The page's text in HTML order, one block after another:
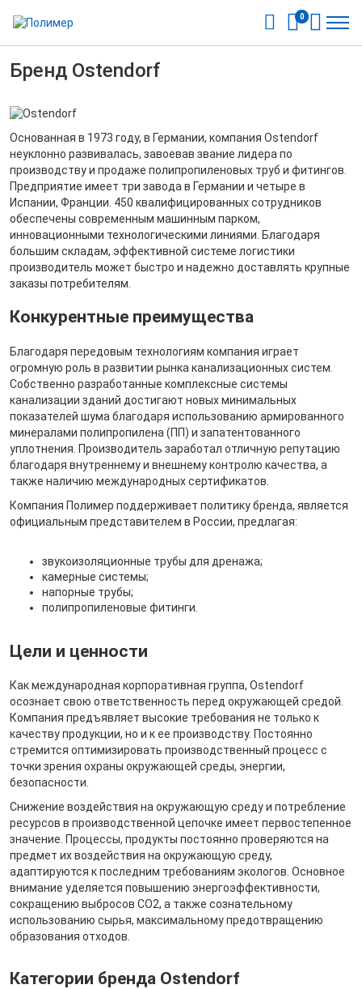
0
Бренд Ostendorf
Основанная в 1973 году, в Германии, компания Ostendorf
неуклонно развивалась, завоевав звание лидера по
производству и продаже полипропиленовых труб и фитингов.
Предприятие имеет три завода в Германии и четыре в
Испании, Франции. 450 квалифицированных сотрудников
обеспечены современным машинным парком,
инновационными технологическими линиями. Благодаря
большим складам, эффективной системе логистики
производитель может быстро и надежно доставлять крупные
заказы потребителям.
Конкурентные преимущества
Благодаря передовым технологиям компания играет
огромную роль в развитии рынка канализационных систем.
Собственно разработанные комплексные системы
канализации зданий достигают новых минимальных
показателей шума благодаря использованию армированного
минералами полипропилена (ПП) и запатентованного
уплотнения. Производитель заработал отличную репутацию
благодаря внутреннему и внешнему контролю качества, а
также наличию международных сертификатов.
Компания Полимер поддерживает политику бренда, является
официальным представителем в России, предлагая:
звукоизоляционные трубы для дренажа;
камерные системы;
напорные трубы;
полипропиленовые фитинги.
Цели и ценности
Как международная корпоративная группа, Ostendorf
осознает свою ответственность перед окружающей средой.
Компания предъявляет высокие требования не только к
качеству продукции, но и к ее производству. Постоянно
стремится оптимизировать производственный процесс с
точки зрения охраны окружающей среды, энергии,
безопасности.
Снижение воздействия на окружающую среду и потребление
ресурсов в производственной цепочке имеет первостепенное
значение. Процессы, продукты постоянно проверяются на
предмет их воздействия на окружающую среду,
адаптируются к последним требованиям экологов. Основное
внимание уделяется повышению энергоэффективности,
сокращению выбросов CO2, а также сознательному
использованию сырья, максимальному предотвращению
образования отходов.
Категории бренда Ostendorf